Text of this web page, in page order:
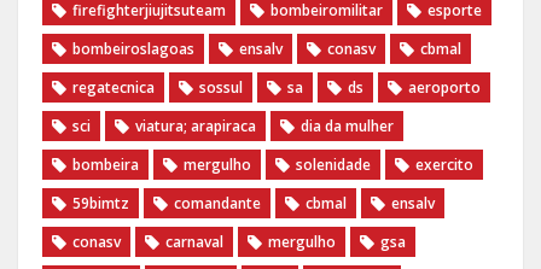
firefighterjiujitsuteam
bombeiromilitar
esporte
bombeiroslagoas
ensalv conasv
cbmal
regatecnica
sossul sa ds
aeroporto
sci
viatura; arapiraca
dia da mulher
bombeira
mergulho solenidade
exercito
59bimtz
comandante cbmal
ensalv
conasv
carnaval mergulho
gsa